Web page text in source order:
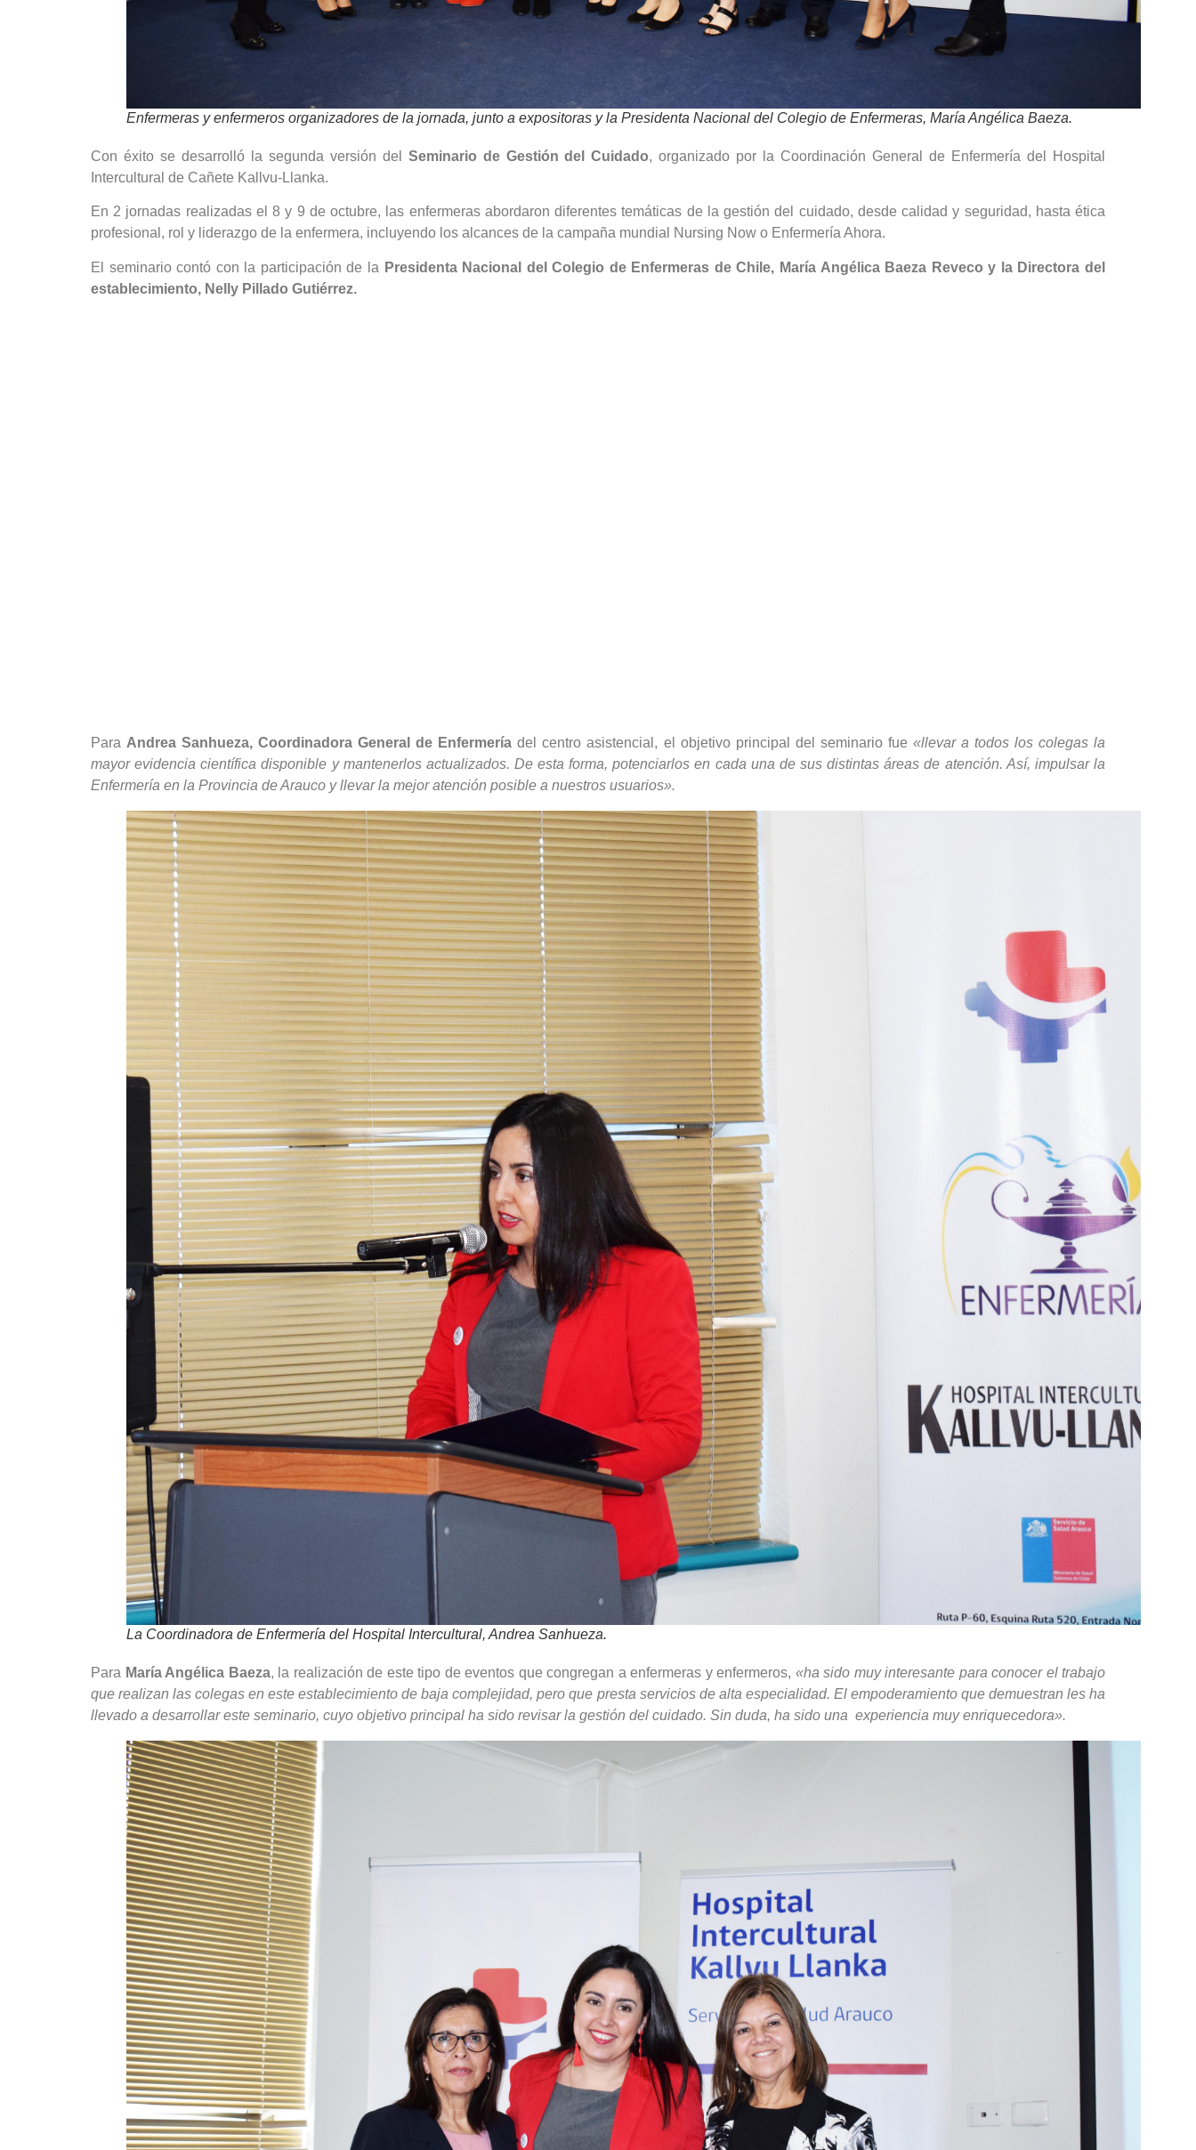
Enfermeras y enfermeros organizadores de la jornada, junto a expositoras y la Presidenta Nacional del Colegio de Enfermeras, María Angélica Baeza.
Con éxito se desarrolló la segunda versión del Seminario de Gestión del Cuidado, organizado por la Coordinación General de Enfermería del Hospital
Intercultural de Cañete Kallvu-Llanka.
En 2 jornadas realizadas el 8 y 9 de octubre, las enfermeras abordaron diferentes temáticas de la gestión del cuidado, desde calidad y seguridad, hasta ética
profesional, rol y liderazgo de la enfermera, incluyendo los alcances de la campaña mundial Nursing Now o Enfermería Ahora.
El seminario contó con la participación de la Presidenta Nacional del Colegio de Enfermeras de Chile, María Angélica Baeza Reveco y la Directora del
establecimiento, Nelly Pillado Gutiérrez.
Para Andrea Sanhueza, Coordinadora General de Enfermería del centro asistencial, el objetivo principal del seminario fue «llevar a todos los colegas la
mayor evidencia científica disponible y mantenerlos actualizados. De esta forma, potenciarlos en cada una de sus distintas áreas de atención. Así, impulsar la
Enfermería en la Provincia de Arauco y llevar la mejor atención posible a nuestros usuarios».
La Coordinadora de Enfermería del Hospital Intercultural, Andrea Sanhueza.
Para María Angélica Baeza, la realización de este tipo de eventos que congregan a enfermeras y enfermeros, «ha sido muy interesante para conocer el trabajo
que realizan las colegas en este establecimiento de baja complejidad, pero que presta servicios de alta especialidad. El empoderamiento que demuestran les ha
llevado a desarrollar este seminario, cuyo objetivo principal ha sido revisar la gestión del cuidado. Sin duda, ha sido una experiencia muy enriquecedora».